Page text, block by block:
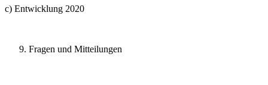
c) Entwicklung 2020
Fragen und Mitteilungen